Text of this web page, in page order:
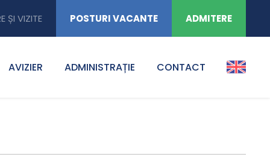
ȘI VIZITE POSTURI VACANTE ADMITERE
AVIZIER ADMINISTRAȚIE CONTACT